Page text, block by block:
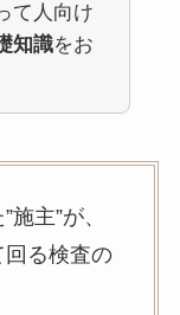
て人向け
知識をお
主”が、
る検査の